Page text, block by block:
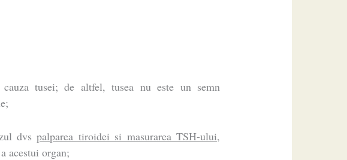
tusei; de altfel, tusea nu este un semn
dvspalparea tiroidei si masurarea TSH-ului,
acestui organ;